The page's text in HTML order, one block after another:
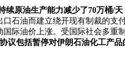
续原油生产能力减少了70万桶/
石油而建立绕开现有制裁的支
际油价上涨。受国际社会多重
议包括暂停对伊朗石油化工产品